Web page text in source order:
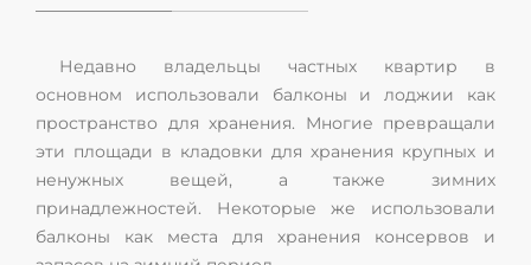
Недавно владельцы частных квартир в
основном использовали балконы и лоджии как
пространство для хранения. Многие превращали
эти площади в кладовки для хранения крупных и
ненужных вещей, а также зимних
принадлежностей. Некоторые же использовали
балконы как места для хранения консервов и